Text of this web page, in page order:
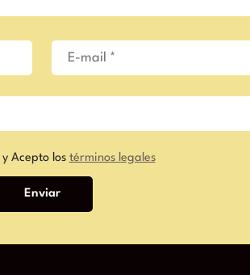
y Acepto los términos legales